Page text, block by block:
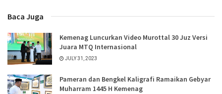
Baca Juga
Kemenag Luncurkan Video Murottal 30 Juz Versi
Juara MTQ Internasional
JULY 31, 2023
Pameran dan Bengkel Kaligrafi Ramaikan Gebyar
Muharram 1445 H Kemenag